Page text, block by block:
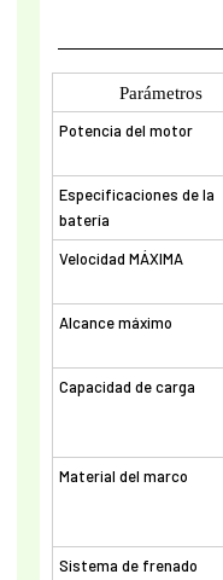
Parámetros
Potencia del motor
Especificaciones de la
batería
Velocidad MÁXIMA
Alcance máximo
Capacidad de carga
Material del marco
Sistema de frenado